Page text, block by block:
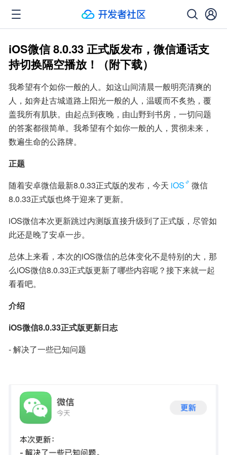
iOS微信 8.0.33 正式版发布，微信通话支
持切换隔空播放！（附下载）
我希望有个如你一般的人。如这山间清晨一般明亮清爽的
人，如奔赴古城道路上阳光一般的人，温暖而不炙热，覆
盖我所有肌肤。由起点到夜晚，由山野到书房，一切问题
的答案都很简单。我希望有个如你一般的人，贯彻未来，
数遍生命的公路牌。
正题
随着安卓微信最新8.0.33正式版的发布，今天 iOS
微信
8.0.33正式版也终于迎来了更新。
iOS微信本次更新跳过内测版直接升级到了正式版，尽管如
此还是晚了安卓一步。
总体上来看，本次的iOS微信的总体变化不是特别的大，那
么iOS微信8.0.33正式版更新了哪些内容呢？接下来就一起
看看吧。
介绍
iOS微信8.0.33正式版更新日志
- 解决了一些已知问题